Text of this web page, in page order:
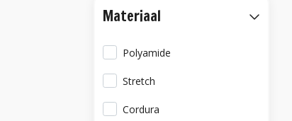
Materiaal
Polyamide
Stretch
Cordura